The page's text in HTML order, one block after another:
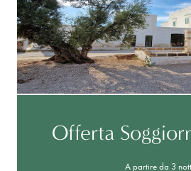
Offerta
A partire da 3